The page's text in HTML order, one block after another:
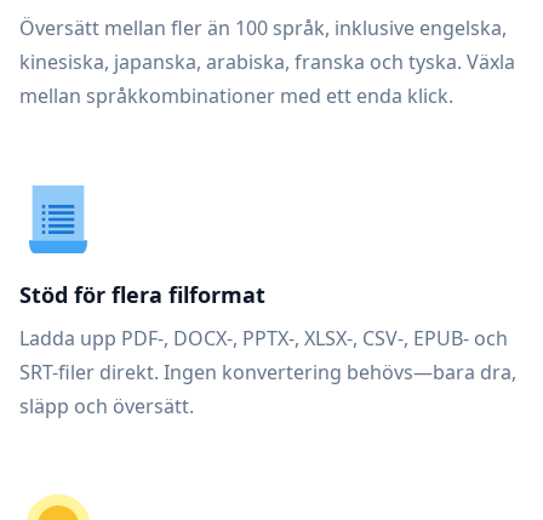
Översätt mellan fler än 100 språk, inklusive engelska,
kinesiska, japanska, arabiska, franska och tyska. Växla
mellan språkkombinationer med ett enda klick.
Stöd för flera filformat
Ladda upp PDF-, DOCX-, PPTX-, XLSX-, CSV-, EPUB- och
SRT-filer direkt. Ingen konvertering behövs—bara dra,
släpp och översätt.